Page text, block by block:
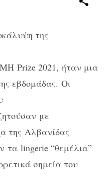
της
Prize 2021, ήταν μια
εβδομάδας. Οι
με
της Αλβανίδας
τα lingerie “θεμέλια”
σημεία του